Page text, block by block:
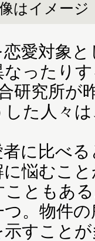
はイメージ
愛対象と
なったり
研究所が
した人々
に比べる
悩むこ
こともあ
つ。物件
示すこと